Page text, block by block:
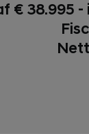
€ 38.995